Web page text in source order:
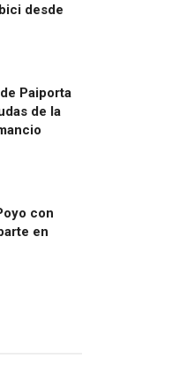
desde
Paiporta
de la
con
en